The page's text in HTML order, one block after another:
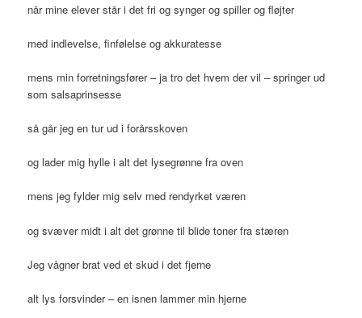
når mine elever står i det fri og synger og spiller og fløjter
med indlevelse, finfølelse og akkuratesse
mens min forretningsfører – ja tro det hvem der vil – springer ud
som salsaprinsesse
så går jeg en tur ud i forårsskoven
og lader mig hylle i alt det lysegrønne fra oven
mens jeg fylder mig selv med rendyrket væren
og svæver midt i alt det grønne til blide toner fra stæren
Jeg vågner brat ved et skud i det fjerne
alt lys forsvinder – en isnen lammer min hjerne